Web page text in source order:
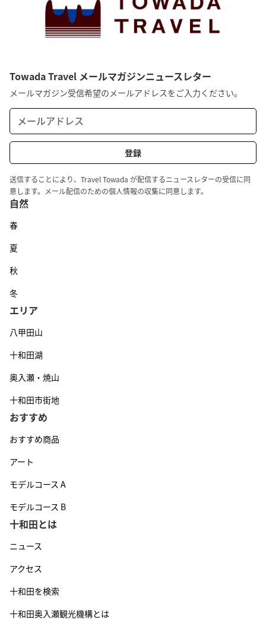
Towada Travel メールマガジンニュースレター
メールマガジン受信希望のメールアドレスをご入力ください。
送信することにより、Travel Towada が配信するニュースレターの受信に同
意します。メール配信のための個人情報の収集に同意します。
自然
春
夏
秋
冬
エリア
八甲田山
十和田湖
奥入瀬・焼山
十和田市街地
おすすめ
おすすめ商品
アート
モデルコース A
モデルコース B
十和田とは
ニュース
アクセス
十和田を検索
十和田奥入瀬観光機構とは